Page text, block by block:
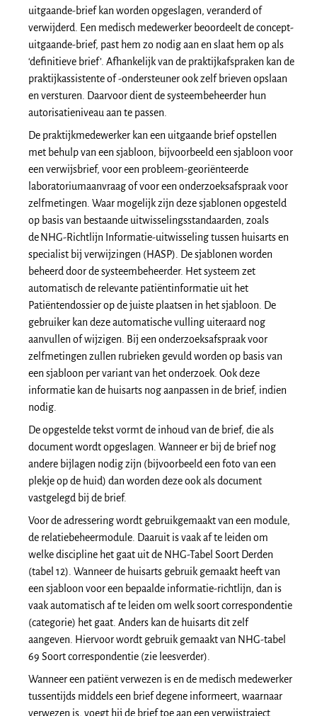
uitgaande-brief kan worden opgeslagen, veranderd of
verwijderd. Een medisch medewerker beoordeelt de concept-
uitgaande-brief, past hem zo nodig aan en slaat hem op als
‘definitieve brief’. Afhankelijk van de praktijkafspraken kan de
praktijkassistente of -ondersteuner ook zelf brieven opslaan
en versturen. Daarvoor dient de systeembeheerder hun
autorisatieniveau aan te passen.
De praktijkmedewerker kan een uitgaande brief opstellen
met behulp van een sjabloon, bijvoorbeeld een sjabloon voor
een verwijsbrief, voor een probleem-georiënteerde
laboratoriumaanvraag of voor een onderzoeksafspraak voor
zelfmetingen. Waar mogelijk zijn deze sjablonen opgesteld
op basis van bestaande uitwisselingsstandaarden, zoals
de NHG-Richtlijn Informatie-uitwisseling tussen huisarts en
specialist bij verwijzingen (HASP). De sjablonen worden
beheerd door de systeembeheerder. Het systeem zet
automatisch de relevante patiëntinformatie uit het
Patiëntendossier op de juiste plaatsen in het sjabloon. De
gebruiker kan deze automatische vulling uiteraard nog
aanvullen of wijzigen. Bij een onderzoeksafspraak voor
zelfmetingen zullen rubrieken gevuld worden op basis van
een sjabloon per variant van het onderzoek. Ook deze
informatie kan de huisarts nog aanpassen in de brief, indien
nodig.
De opgestelde tekst vormt de inhoud van de brief, die als
document wordt opgeslagen. Wanneer er bij de brief nog
andere bijlagen nodig zijn (bijvoorbeeld een foto van een
plekje op de huid) dan worden deze ook als document
vastgelegd bij de brief.
Voor de adressering wordt gebruikgemaakt van een module,
de relatiebeheermodule. Daaruit is vaak af te leiden om
welke discipline het gaat uit de NHG-Tabel Soort Derden
(tabel 12). Wanneer de huisarts gebruik gemaakt heeft van
een sjabloon voor een bepaalde informatie-richtlijn, dan is
vaak automatisch af te leiden om welk soort correspondentie
(categorie) het gaat. Anders kan de huisarts dit zelf
aangeven. Hiervoor wordt gebruik gemaakt van NHG-tabel
69 Soort correspondentie (zie leesverder).
Wanneer een patiënt verwezen is en de medisch medewerker
tussentijds middels een brief degene informeert, waarnaar
verwezen is, voegt hij de brief toe aan een verwijstraject